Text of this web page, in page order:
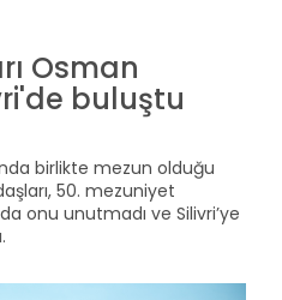
Osman
buluştu
birlikte mezun olduğu
50. mezuniyet
onu unutmadı ve Silivri’ye